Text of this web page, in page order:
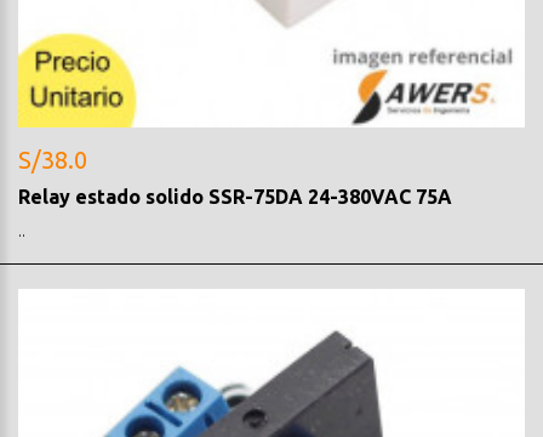
S/38.0
Relay estado solido SSR-75DA 24-380VAC 75A
..